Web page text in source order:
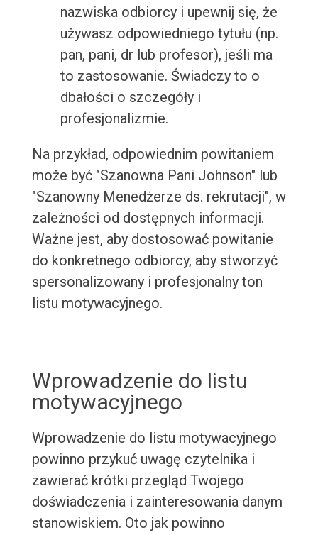
nazwiska odbiorcy i upewnij się, że
używasz odpowiedniego tytułu (np.
pan, pani, dr lub profesor), jeśli ma
to zastosowanie. Świadczy to o
dbałości o szczegóły i
profesjonalizmie.
Na przykład, odpowiednim powitaniem
może być "Szanowna Pani Johnson" lub
"Szanowny Menedżerze ds. rekrutacji", w
zależności od dostępnych informacji.
Ważne jest, aby dostosować powitanie
do konkretnego odbiorcy, aby stworzyć
spersonalizowany i profesjonalny ton
listu motywacyjnego.
Wprowadzenie do listu
motywacyjnego
Wprowadzenie do listu motywacyjnego
powinno przykuć uwagę czytelnika i
zawierać krótki przegląd Twojego
doświadczenia i zainteresowania danym
stanowiskiem. Oto jak powinno